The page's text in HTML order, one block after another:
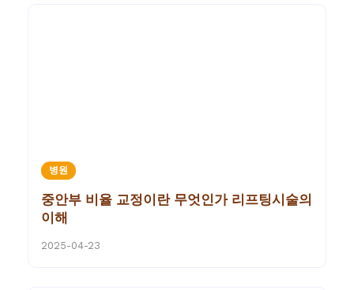
병원
중안부 비율 교정이란 무엇인가 리프팅시술의
이해
2025-04-23